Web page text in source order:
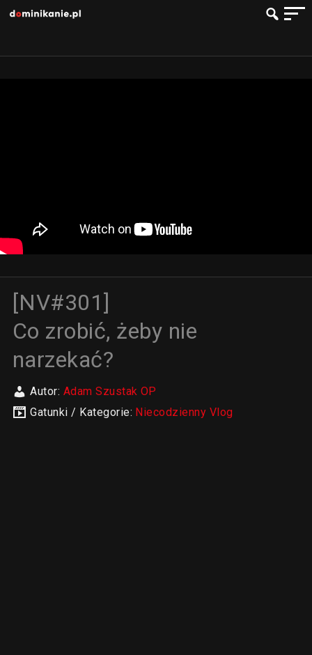
[NV#301]
Co zrobić, żeby nie
narzekać?
Autor: Adam Szustak OP
Gatunki / Kategorie: Niecodzienny Vlog